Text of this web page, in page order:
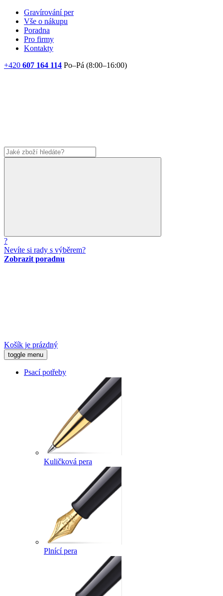
Gravírování per
Vše o nákupu
Poradna
Pro firmy
Kontakty
+420 607 164 114 Po–Pá (8:00–16:00)
?
Nevíte si rady s výběrem?
Zobrazit poradnu
Košík je prázdný
toggle menu
Psací potřeby
Kuličková pera
Plnící pera